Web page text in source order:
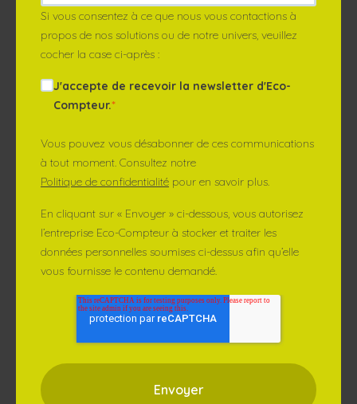
Si vous consentez à ce que nous vous contactions à
propos de nos solutions ou de notre univers, veuillez
cocher la case ci-après :
J'accepte de recevoir la newsletter d'Eco-
Compteur.*
Vous pouvez vous désabonner de ces communications
à tout moment. Consultez notre
Politique de confidentialité pour en savoir plus.
En cliquant sur « Envoyer » ci-dessous, vous autorisez
l’entreprise Eco-Compteur à stocker et traiter les
données personnelles soumises ci-dessus afin qu’elle
vous fournisse le contenu demandé.